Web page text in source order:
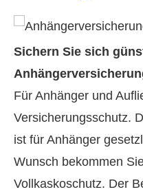
Sichern Sie sich
Für Anhänger und
Versicherungsschutz.
ist für Anhänger
Wunsch bekommen
Vollkaskoschutz. Der